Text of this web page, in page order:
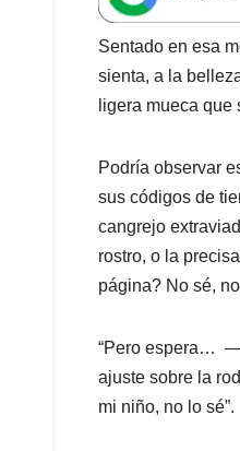
s
A
p
p
b
o
o
k
I
Sentado en esa
sienta, a la
ligera mueca
Podría observar
sus códigos de
cangrejo
rostro, o la
página? No sé,
“Pero espera…
ajuste sobre la
mi niño, no lo sé”.